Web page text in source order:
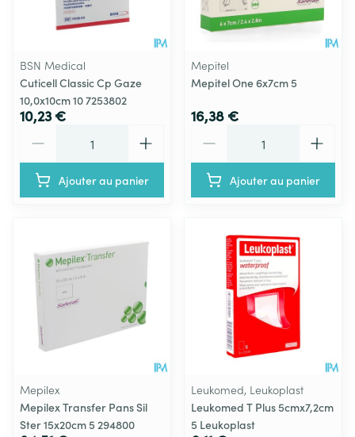
BSN Medical
Cuticell Classic Cp Gaze
10,0x10cm 10 7253802
10,23 €
Ajouter au panier
Mepitel
Mepitel One 6x7cm 5
16,38 €
Ajouter au panier
Mepilex
Mepilex Transfer Pans Sil
Ster 15x20cm 5 294800
Leukomed, Leukoplast
Leukomed T Plus 5cmx7,2cm
5 Leukoplast